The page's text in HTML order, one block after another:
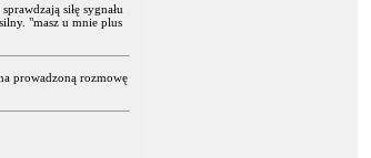
siłę sygnału
"masz u mnie plus
prowadzoną rozmowę